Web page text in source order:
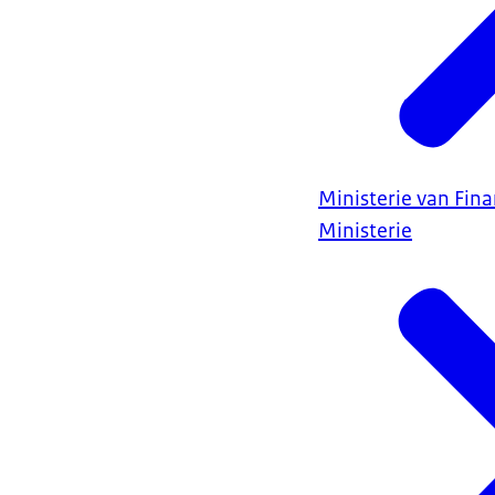
Ministerie van
Ministerie